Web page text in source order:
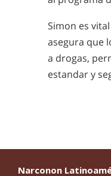
Simon es
asegura que
a drogas,
estandar y
Narconon